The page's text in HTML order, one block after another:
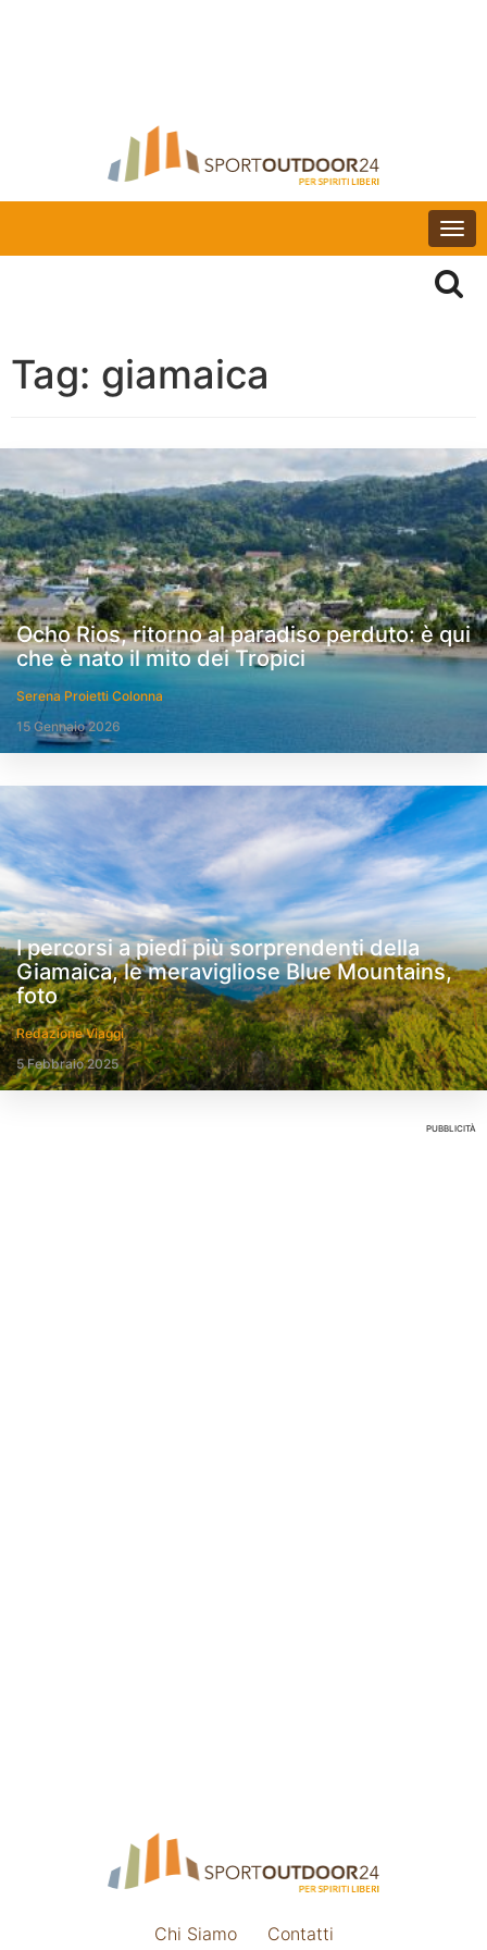
Tag: giamaica
Ocho Rios, ritorno al paradiso perduto: è qui
che è nato il mito dei Tropici
Serena Proietti Colonna
15 Gennaio 2026
I percorsi a piedi più sorprendenti della
Giamaica, le meravigliose Blue Mountains,
foto
Redazione Viaggi
5 Febbraio 2025
PUBBLICITÀ
Chi Siamo Contatti